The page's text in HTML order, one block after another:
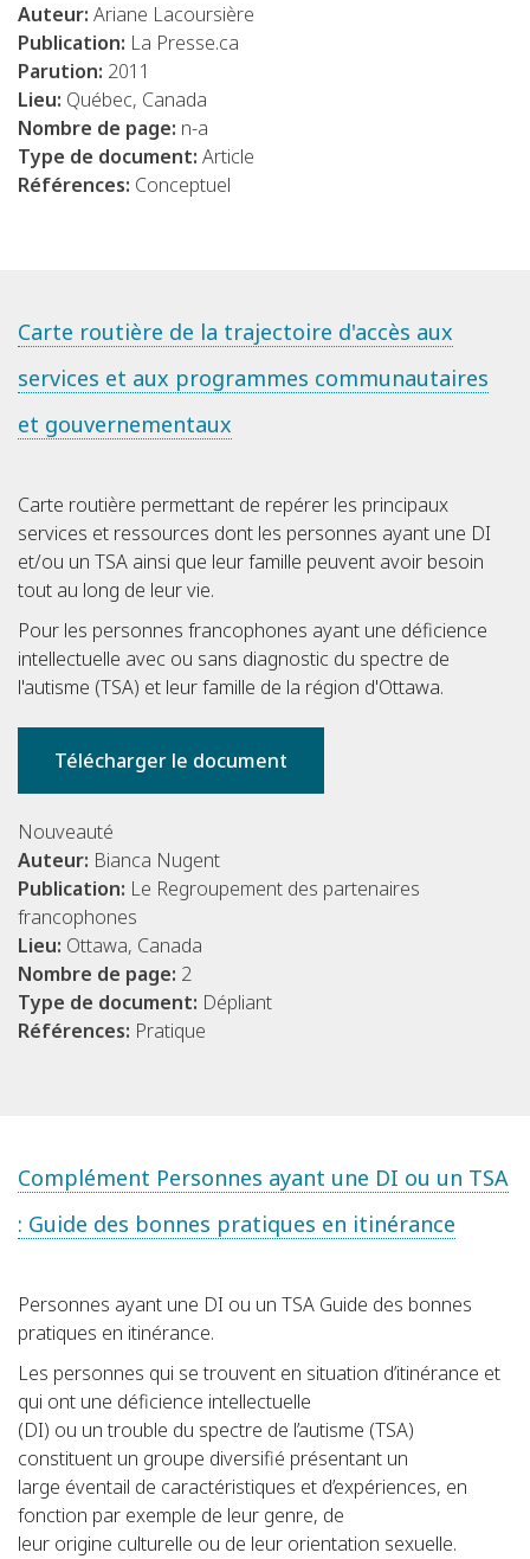
Auteur: Ariane Lacoursière
Publication: La Presse.ca
Parution: 2011
Lieu: Québec, Canada
Nombre de page: n-a
Type de document: Article
Références: Conceptuel
Carte routière de la trajectoire d'accès aux
services et aux programmes communautaires
et gouvernementaux
Carte routière permettant de repérer les principaux
services et ressources dont les personnes ayant une DI
et/ou un TSA ainsi que leur famille peuvent avoir besoin
tout au long de leur vie.
Pour les personnes francophones ayant une déficience
intellectuelle avec ou sans diagnostic du spectre de
l'autisme (TSA) et leur famille de la région d'Ottawa.
Télécharger le document
Nouveauté
Auteur: Bianca Nugent
Publication: Le Regroupement des partenaires
francophones
Lieu: Ottawa, Canada
Nombre de page: 2
Type de document: Dépliant
Références: Pratique
Complément Personnes ayant une DI ou un TSA
: Guide des bonnes pratiques en itinérance
Personnes ayant une DI ou un TSA Guide des bonnes
pratiques en itinérance.
Les personnes qui se trouvent en situation d’itinérance et
qui ont une déficience intellectuelle
(DI) ou un trouble du spectre de l’autisme (TSA)
constituent un groupe diversifié présentant un
large éventail de caractéristiques et d’expériences, en
fonction par exemple de leur genre, de
leur origine culturelle ou de leur orientation sexuelle.